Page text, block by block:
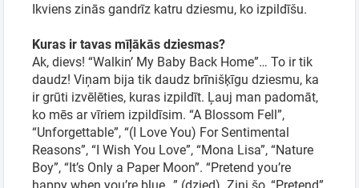
Ikviens zinās gandrīz katru dziesmu, ko izpildīšu.
Kuras ir tavas mīļākās dziesmas?
Ak, dievs! “Walkin’ My Baby Back Home”… To ir tik
daudz! Viņam bija tik daudz brīnišķīgu dziesmu, ka
ir grūti izvēlēties, kuras izpildīt. Ļauj man padomāt,
ko mēs ar vīriem izpildīsim. “A Blossom Fell”,
“Unforgettable”, “(I Love You) For Sentimental
Reasons”, “I Wish You Love”, “Mona Lisa”, “Nature
Boy”, “It’s Only a Paper Moon”. “Pretend you’re